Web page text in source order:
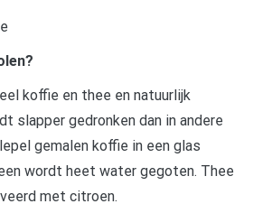
koffie en thee en natuurlijk
slapper gedronken dan in andere
gemalen koffie in een glas
wordt heet water gegoten. Thee
met citroen.